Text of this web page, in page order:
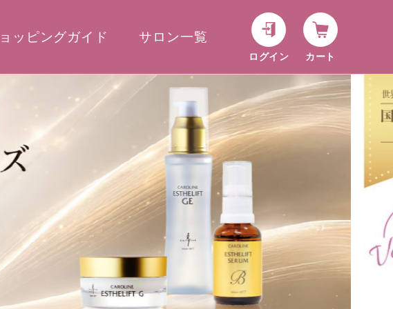
ッピングガイド サロン一覧
ログイン カート